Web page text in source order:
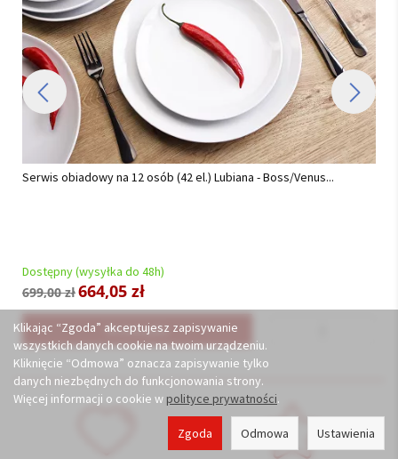
Komplet sztućców 24 cz. na 6 osób Hisar - Florence Gold (3.0/2.5
Dostępny (wysyłka do 48h)
549,00 zł521,55 zł
Do koszyka
Klikając “Zgoda” akceptujesz zapisywanie
wszystkich danych cookie na twoim urządzeniu.
Kliknięcie “Odmowa” oznacza zapisywanie tylko
danych niezbędnych do funkcjonowania strony.
Więcej informacji o cookie w polityce prywatności.
Ustawienia
Odmowa
Zgoda